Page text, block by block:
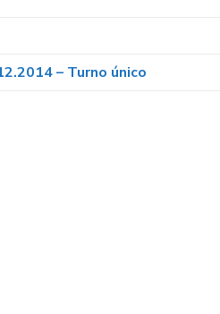
– Turno único